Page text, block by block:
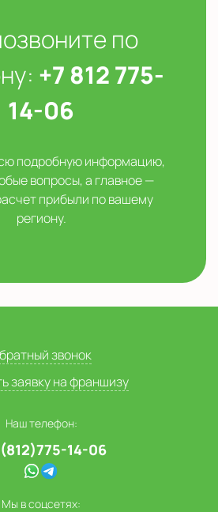
по
+7 812 775-
14-06
подробную информацию,
вопросы, а главное —
прибыли по вашему
региону.
звонок
заявку на франшизу
Наш телефон:
14-06
Мы в соцсетях: